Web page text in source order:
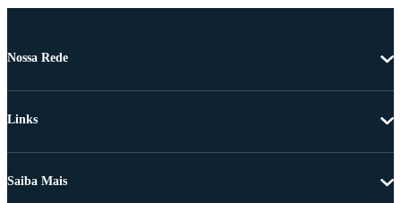
Nossa Rede
Links
Saiba Mais